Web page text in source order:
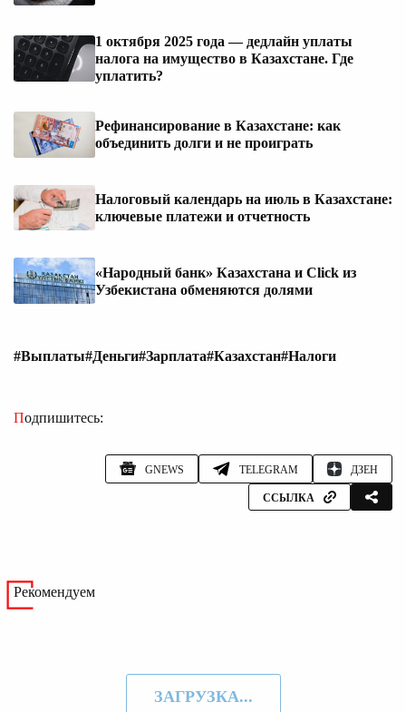
1 октября 2025 года — дедлайн уплаты
налога на имущество в Казахстане. Где
уплатить?
Рефинансирование в Казахстане: как
объединить долги и не проиграть
Налоговый календарь на июль в Казахстане:
ключевые платежи и отчетность
«Народный банк» Казахстана и Click из
Узбекистана обменяются долями
#Выплаты#Деньги#Зарплата#Казахстан#Налоги
Подпишитесь:
GNEWS TELEGRAM ДЗЕН
ССЫЛКА
Рекомендуем
ЗАГРУЗКА...